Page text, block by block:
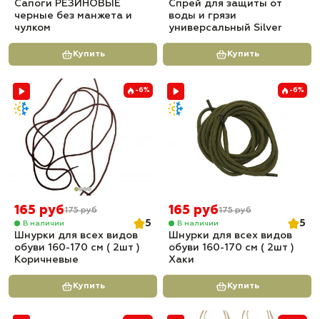
Сапоги РЕЗИНОВЫЕ
черные без манжета и
чулком
Купить
Спрей для защиты от
воды и грязи
универсальный Silver
Купить
-6%
165 руб175 руб
В наличии
5
Шнурки для всех видов
обуви 160-170 см ( 2шт )
Коричневые
Купить
-6%
165 руб175 руб
В наличии
5
Шнурки для всех видов
обуви 160-170 см ( 2шт )
Хаки
Купить